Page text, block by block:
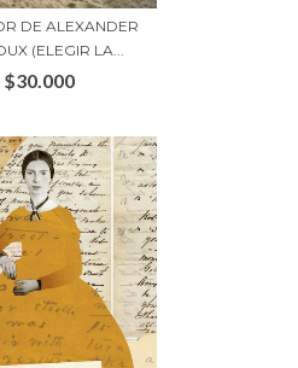
DE ALEXANDER
(ELEGIR LA...
$30.000